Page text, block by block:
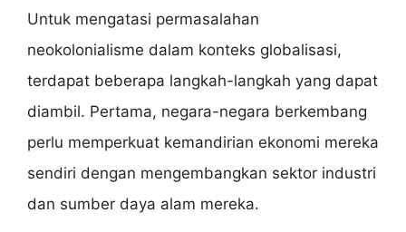
Untuk mengatasi permasalahan
neokolonialisme dalam konteks globalisasi,
terdapat beberapa langkah-langkah yang dapat
diambil. Pertama, negara-negara berkembang
perlu memperkuat kemandirian ekonomi mereka
sendiri dengan mengembangkan sektor industri
dan sumber daya alam mereka.